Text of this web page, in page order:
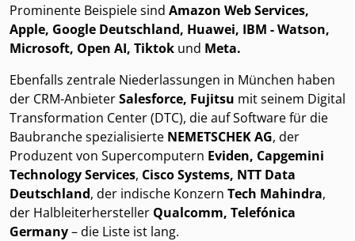
Prominente Beispiele sind Amazon Web Services,
Apple, Google Deutschland, Huawei, IBM - Watson,
Microsoft, Open AI, Tiktok und Meta.
Ebenfalls zentrale Niederlassungen in München haben
der CRM-AnbieterSalesforce, Fujitsu mit seinem Digital
Transformation Center (DTC), die auf Software für die
Baubranche spezialisierte NEMETSCHEK AG, der
Produzent von Supercomputern Eviden, Capgemini
Technology Services, Cisco Systems, NTT Data
Deutschland, der indische Konzern Tech Mahindra,
der Halbleiterhersteller Qualcomm, Telefónica
Germany– die Liste ist lang.